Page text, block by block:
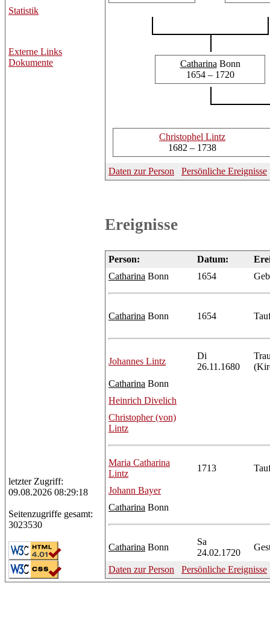
Statistik
Externe Links
Dokumente
Catharina Bonn
1654 – 1720
Christophel Lintz
1682 – 1738
Daten zur Person Persönliche Ereignisse
Ereignisse
Person: Datum:
Catharina Bonn 1654
Catharina Bonn 1654
Johannes Lintz
Di
26.11.1680
Catharina Bonn
Heinrich Divelich
Christopher(von)
Lintz
Maria Catharina
Lintz
1713
Johann Bayer
Catharina Bonn
Catharina Bonn
Sa
24.02.1720
Daten zur Person Persönliche Ereignisse
letzter Zugriff:
09.08.2026 08:29:18
Seitenzugriffe gesamt:
3023530